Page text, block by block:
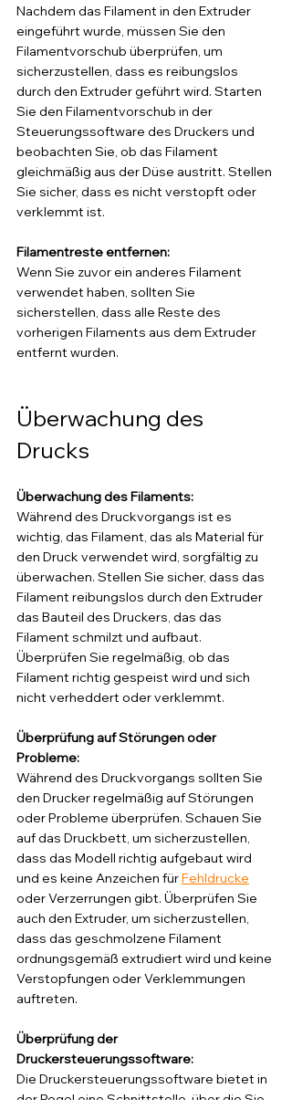
Nachdem das Filament in den Extruder
eingeführt wurde, müssen Sie den
Filamentvorschub überprüfen, um
sicherzustellen, dass es reibungslos
durch den Extruder geführt wird. Starten
Sie den Filamentvorschub in der
Steuerungssoftware des Druckers und
beobachten Sie, ob das Filament
gleichmäßig aus der Düse austritt. Stellen
Sie sicher, dass es nicht verstopft oder
verklemmt ist.
Filamentreste entfernen:
Wenn Sie zuvor ein anderes Filament
verwendet haben, sollten Sie
sicherstellen, dass alle Reste des
vorherigen Filaments aus dem Extruder
entfernt wurden.
Überwachung des
Drucks
Überwachung des Filaments:
Während des Druckvorgangs ist es
wichtig, das Filament, das als Material für
den Druck verwendet wird, sorgfältig zu
überwachen. Stellen Sie sicher, dass das
Filament reibungslos durch den Extruder
das Bauteil des Druckers, das das
Filament schmilzt und aufbaut.
Überprüfen Sie regelmäßig, ob das
Filament richtig gespeist wird und sich
nicht verheddert oder verklemmt.
Überprüfung auf Störungen oder
Probleme:
Während des Druckvorgangs sollten Sie
den Drucker regelmäßig auf Störungen
oder Probleme überprüfen. Schauen Sie
auf das Druckbett, um sicherzustellen,
dass das Modell richtig aufgebaut wird
und es keine Anzeichen für Fehldrucke
oder Verzerrungen gibt. Überprüfen Sie
auch den Extruder, um sicherzustellen,
dass das geschmolzene Filament
ordnungsgemäß extrudiert wird und keine
Verstopfungen oder Verklemmungen
auftreten.
Überprüfung der
Druckersteuerungssoftware:
Die Druckersteuerungssoftware bietet in
der Regel eine Schnittstelle, über die Sie